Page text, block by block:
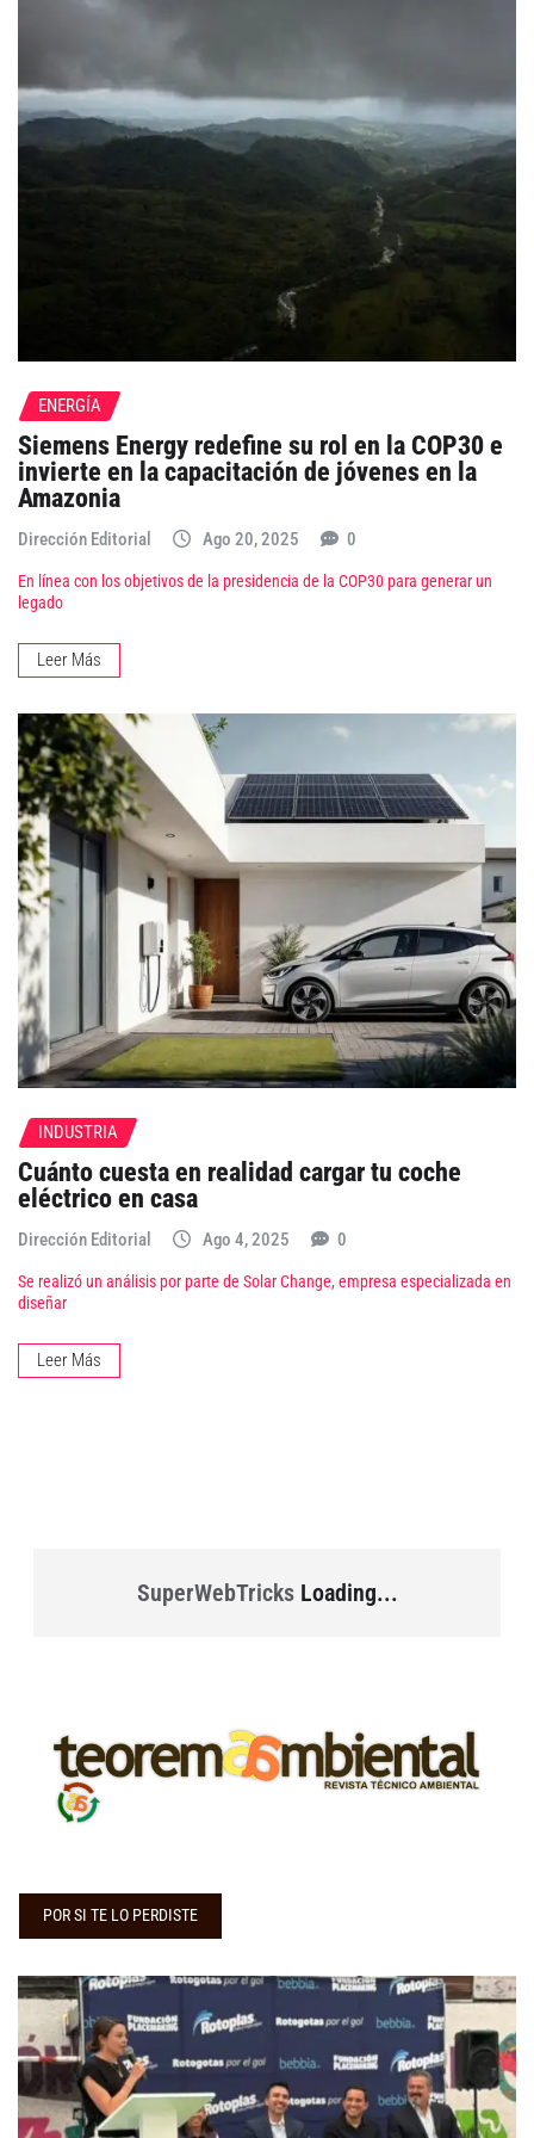
ENERGÍA
Siemens Energy redefine su rol en la COP30 e
invierte en la capacitación de jóvenes en la
Amazonia
Dirección Editorial Ago 20, 2025 0
En línea con los objetivos de la presidencia de la COP30 para generar un
legado
Leer Más
INDUSTRIA
Cuánto cuesta en realidad cargar tu coche
eléctrico en casa
Dirección Editorial Ago 4, 2025 0
Se realizó un análisis por parte de Solar Change, empresa especializada en
diseñar
Leer Más
SuperWebTricksLoading...
POR SI TE LO PERDISTE